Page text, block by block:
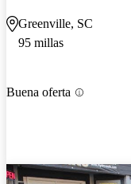
Greenville, SC
95 millas
Buena oferta